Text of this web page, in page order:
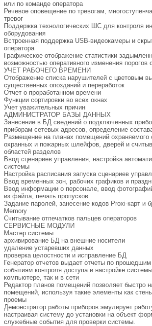
или по команде оператора
Речевое оповещение по тревогам,
тревог
Поддержка технологических ШС для контроля
оборудования
Встроенная поддержка USB-видеокамеры и
оператора
Графическое отображение статистики
возможностью оперативного изменения порогов
УЧЕТ РАБОЧЕГО ВРЕМЕНИ
Отображение списка нарушителей с цветовым
существенных опозданий и переработок
Отчет о проработанном времени
Функции сортировки во всех окнах
Учет уважительных причин
АДМИНИСТРАТОР БАЗЫ ДАННЫХ
Занесение в БД сведений о подключенных
приборам сетевых адресов, определение
Размещение на планах помещений охраняемого
охранных и пожарных шлейфов, дверей и
областей разделов
Ввод сценариев управления, настройка
системы
Настройка расписания запуска сценариев
Ввод временных зон, рабочих графиков и
Ввод информации о персонале, ввод
из файла, печать пропусков.
Задание паролей, занесение кодов Proxi-карт и
Memory
Считывание отпечатков пальцев операторов
СЕРВИСНЫЕ МОДУЛИ
Мастер системы
архивирование БД на внешние носители
удаление устаревших данных
проверка целостности и исправление БД
Генератор отчетов выдает отчеты по прошедшим
событиям контроля доступа и настройке
компьютере, так и в сети
Редактор планов помещений позволяет быстро
помещений, используя такие элементы как
проемы
Демонстратор работы приборов эмулирует
настраивая систему до установки на объект
служебные события для проверки системы.